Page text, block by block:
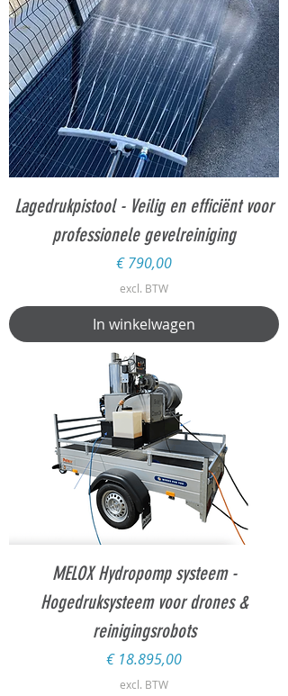
Lagedrukpistool - Veilig en efficiënt voor
professionele gevelreiniging
Prijs
€ 790,00
excl. BTW
In winkelwagen
MELOX Hydropomp systeem -
Hogedruksysteem voor drones &
reinigingsrobots
Prijs
€ 18.895,00
excl. BTW